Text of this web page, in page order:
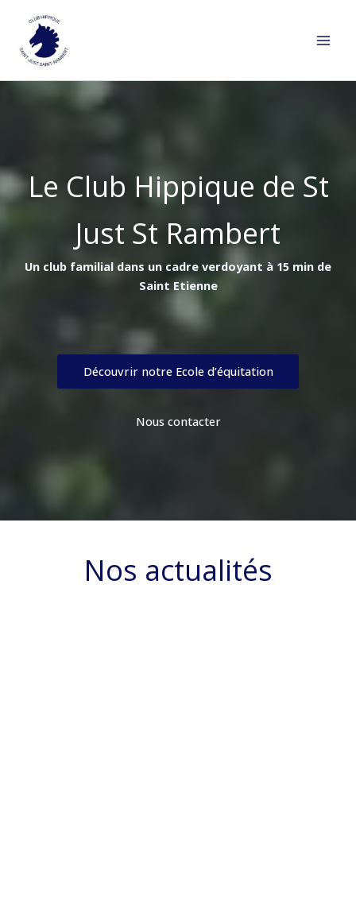
contenu
Le Club Hippique de St
Just St Rambert
Un club familial dans un cadre verdoyant à 15 min de
Saint Etienne
Découvrir notre Ecole d’équitation
Nous contacter
Nos actualités